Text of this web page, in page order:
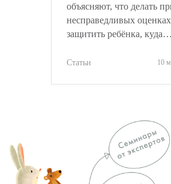
объясняют, что делать
несправедливых
защитить ребёнка, куда
оценить ситуацию.
Статьи 10